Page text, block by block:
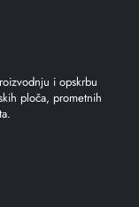
i opskrbu
ploča, prometnih